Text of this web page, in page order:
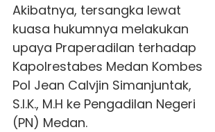
Akibatnya, tersangka lewat
kuasa hukumnya melakukan
upaya Praperadilan terhadap
Kapolrestabes Medan Kombes
Pol Jean Calvjin Simanjuntak,
S.I.K., M.H ke Pengadilan Negeri
(PN) Medan.